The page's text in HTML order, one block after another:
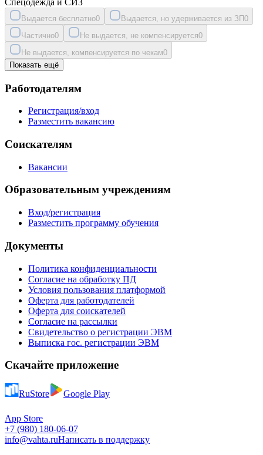
Выдается бесплатно0 Выдается, но удерживается из ЗП0
Частично0 Не выдается, не компенсируется0
Не выдается, компенсируется по чекам0
Показать ещё
Работодателям
Регистрация/вход
Разместить вакансию
Соискателям
Вакансии
Образовательным учреждениям
Вход/регистрация
Разместить программу обучения
Документы
Политика конфиденциальности
Согласие на обработку ПД
Условия пользования платформой
Оферта для работодателей
Оферта для соискателей
Согласие на рассылки
Свидетельство о регистрации ЭВМ
Выписка гос. регистрации ЭВМ
Скачайте приложение
RuStore Google Play
App Store
+7 (980) 180-06-07
info@vahta.ruНаписать в поддержку